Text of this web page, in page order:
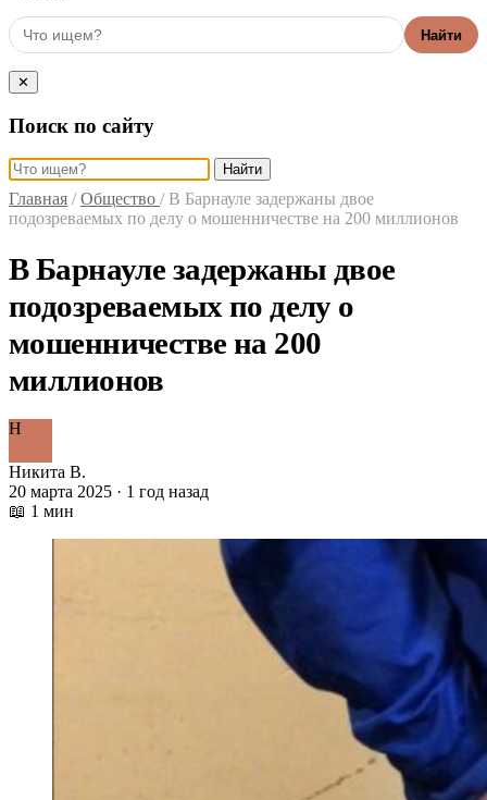
Найти
✕
Поиск по сайту
Найти
Главная / Общество / В Барнауле задержаны двое
подозреваемых по делу о мошенничестве на 200 миллионов
В Барнауле задержаны двое
подозреваемых по делу о
мошенничестве на 200
миллионов
Н
Никита В.
20 марта 2025 · 1 год назад
📖 1 мин